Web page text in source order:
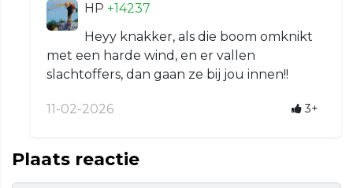
HP +14237
Heyy knakker, als die boom omknikt
met een harde wind, en er vallen
slachtoffers, dan gaan ze bij jou innen!!
11-02-2026 3+
Plaats reactie